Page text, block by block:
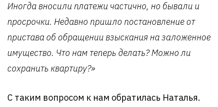
Иногда вносили платежи частично, но бывали и
просрочки. Недавно пришло постановление от
пристава об обращении взыскания на заложенное
имущество. Что нам теперь делать? Можно ли
сохранить квартиру?»
С таким вопросом к нам обратилась Наталья.